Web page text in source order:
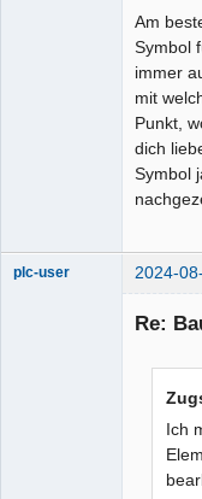
Am
Symbol
immer
mit
Punkt,
dich
Symbol
plc-user 2024-
Re:
Ich